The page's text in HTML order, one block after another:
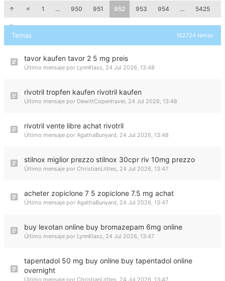
1 … 950 951 952 953 954 … 5425
Temas 162724 temas
tavor kaufen tavor 2 5 mg preis
Último mensaje por LynnKlass, 24 Jul 2026, 13:48
rivotril tropfen kaufen rivotril kaufen
Último mensaje por DewittCopenhaver, 24 Jul 2026, 13:48
rivotril vente libre achat rivotril
Último mensaje por AgathaBunyard, 24 Jul 2026, 13:48
stilnox miglior prezzo stilnox 30cpr riv 10mg prezzo
Último mensaje por ChristianLittles, 24 Jul 2026, 13:47
acheter zopiclone 7 5 zopiclone 7.5 mg achat
Último mensaje por AgathaBunyard, 24 Jul 2026, 13:47
buy lexotan online buy bromazepam 6mg online
Último mensaje por LynnKlass, 24 Jul 2026, 13:47
tapentadol 50 mg buy online buy tapentadol online
overnight
Último mensaje por ChristianLittles, 24 Jul 2026, 13:47